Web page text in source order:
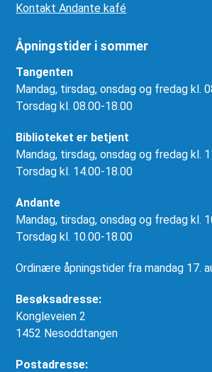
Kontakt Andante kafé
Åpningstider i sommer
Tangenten
Mandag, tirsdag, onsdag og fredag kl.
Torsdag kl. 08.00-18.00
Biblioteket er betjent
Mandag, tirsdag, onsdag og fredag kl.
Torsdag kl. 14.00-18.00
Andante
Mandag, tirsdag, onsdag og fredag kl.
Torsdag kl. 10.00-18.00
Ordinære åpningstider fra mandag 17.
Besøksadresse:
Kongleveien 2
1452 Nesoddtangen
Postadresse: